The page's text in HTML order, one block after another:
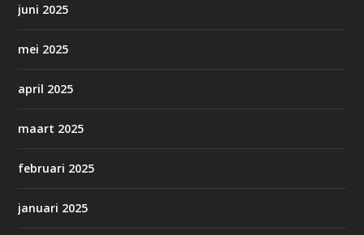
juni 2025
mei 2025
april 2025
maart 2025
februari 2025
januari 2025